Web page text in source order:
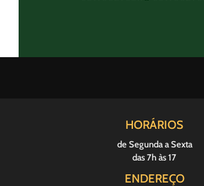
HORÁRIOS
de Segunda a Sexta
das 7h às 17
ENDEREÇO